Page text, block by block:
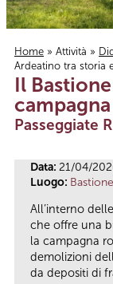
Tu sei qui
Home » Attività »
Ardeatino tra storia
Il
Passeggiate
Data: 21/04/
Luogo:
All’interno
che offre una
la campagna
demolizioni
da depositi di